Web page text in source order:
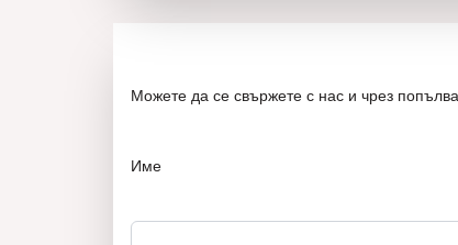
Можете да се свържете с нас и чрез
Име